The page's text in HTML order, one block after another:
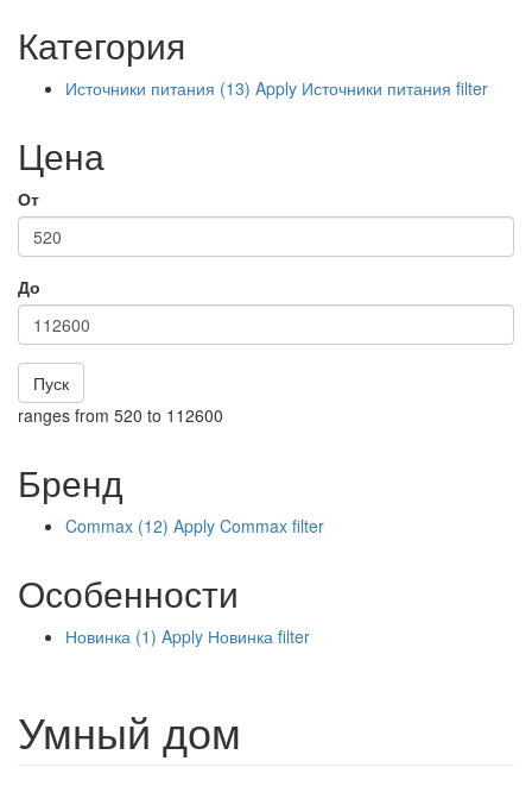
Категория
Источники питания (13) Apply Источники питания filter
Цена
От
До
Пуск
ranges from 520 to 112600
Бренд
Commax (12) Apply Commax filter
Особенности
Новинка (1) Apply Новинка filter
Умный дом